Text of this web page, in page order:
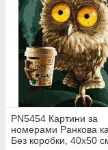
PN5454 Картини за
номерами Ранкова
Без коробки, 40х50